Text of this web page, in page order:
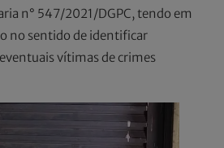
n° 547/2021/DGPC, tendo em
no sentido de identificar
vítimas de crimes